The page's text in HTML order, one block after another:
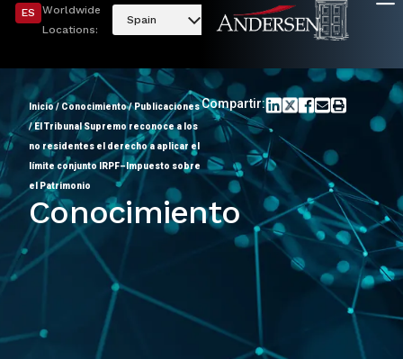
ES
Worldwide
Locations:
Spain
Inicio/ Conocimiento/Publicaciones
/El Tribunal Supremo reconoce a los
no residentes el derecho a aplicar el
límite conjunto IRPF–Impuesto sobre
el Patrimonio
Compartir:
Conocimiento